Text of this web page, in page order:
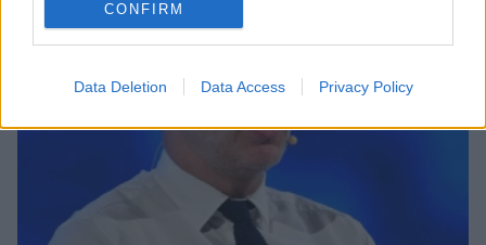
CONFIRM
Data Deletion Data Access Privacy Policy